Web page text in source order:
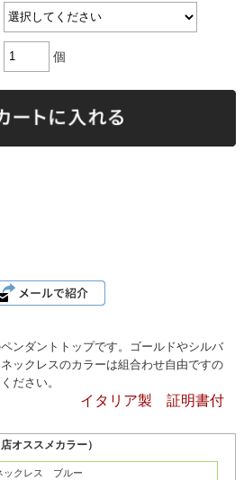
個
ンダントトップです。ゴールドやシルバ
ックレスのカラーは組合わせ自由ですの
ださい。
イタリア製 証明書付
オススメカラー）
ックレス ブルー